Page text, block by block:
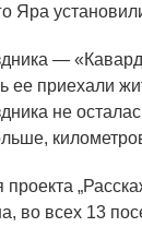
Яра
—
ее приехали
не
во всех 13